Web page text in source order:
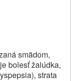
smädom,
bolesť žalúdka,
strata